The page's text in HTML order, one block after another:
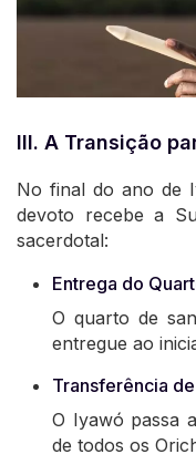
III. A Transição
No final do ano de
devoto recebe a
sacerdotal:
Entrega do
O quarto de
entregue ao
Transferência
O Iyawó passa
de todos os